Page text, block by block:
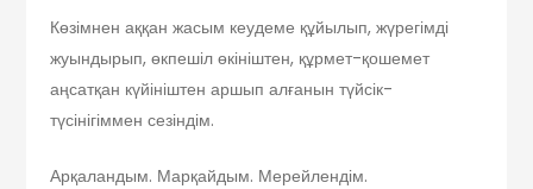
Көзімнен аққан жасым кеудеме құйылып, жүрегімді
жуындырып, өкпешіл өкініштен, құрмет-қошемет
аңсатқан күйініштен аршып алғанын түйсік-
түсінігіммен сезіндім.
Арқаландым. Марқайдым. Мерейлендім.